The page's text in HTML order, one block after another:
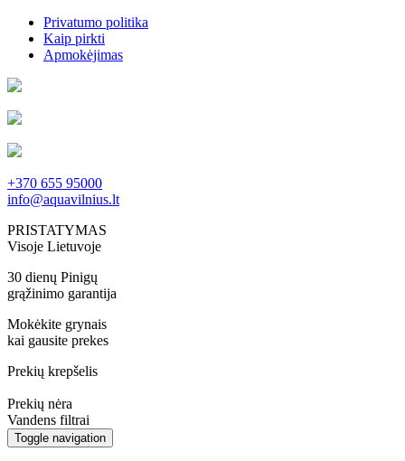
Privatumo politika
Kaip pirkti
Apmokėjimas
+370 655 95000
info@aquavilnius.lt
PRISTATYMAS
Visoje Lietuvoje
30 dienų Pinigų
grąžinimo garantija
Mokėkite grynais
kai gausite prekes
Prekių krepšelis
Prekių nėra
Vandens filtrai
Toggle navigation